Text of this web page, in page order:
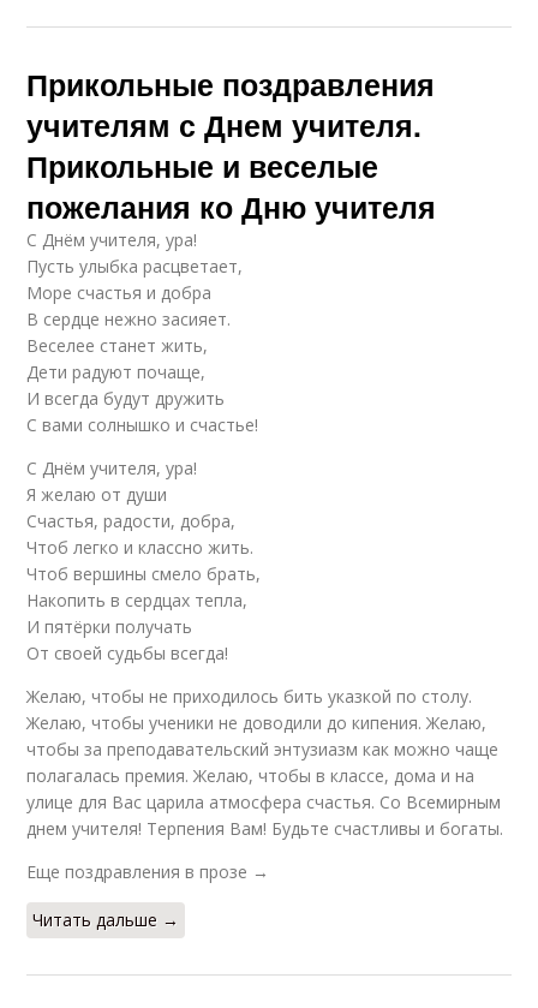
Прикольные поздравления
учителям с Днем учителя.
Прикольные и веселые
пожелания ко Дню учителя
С Днём учителя, ура!
Пусть улыбка расцветает,
Море счастья и добра
В сердце нежно засияет.
Веселее станет жить,
Дети радуют почаще,
И всегда будут дружить
С вами солнышко и счастье!
С Днём учителя, ура!
Я желаю от души
Счастья, радости, добра,
Чтоб легко и классно жить.
Чтоб вершины смело брать,
Накопить в сердцах тепла,
И пятёрки получать
От своей судьбы всегда!
Желаю, чтобы не приходилось бить указкой по столу.
Желаю, чтобы ученики не доводили до кипения. Желаю,
чтобы за преподавательский энтузиазм как можно чаще
полагалась премия. Желаю, чтобы в классе, дома и на
улице для Вас царила атмосфера счастья. Со Всемирным
днем учителя! Терпения Вам! Будьте счастливы и богаты.
Еще поздравления в прозе →
Читать дальше →